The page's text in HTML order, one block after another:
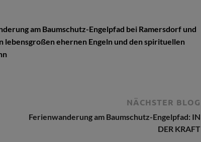
am Baumschutz-Engelpfad bei Ramersdorf und
ehernen Engeln und den spirituellen
NÄCHSTER BLOG
Ferienwanderung am Baumschutz-Engelpfad: IN
DER KRAFT